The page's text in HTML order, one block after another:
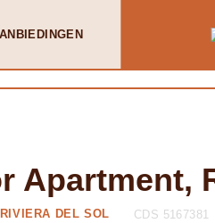
Apartment,
DEL SOL CDS 5167381